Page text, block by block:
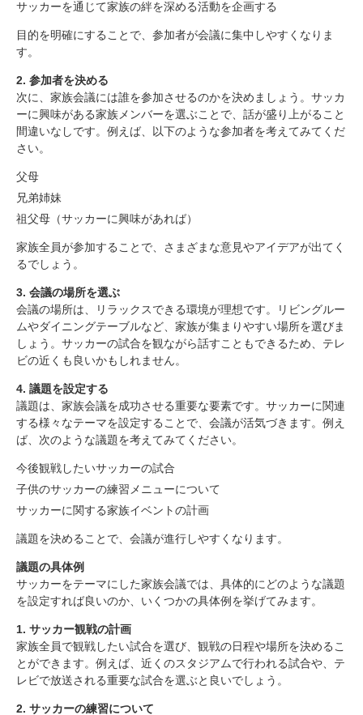
サッカーを通じて家族の絆を深める活動を企画する
目的を明確にすることで、参加者が会議に集中しやすくなりま
す。
2. 参加者を決める
次に、家族会議には誰を参加させるのかを決めましょう。サッカ
ーに興味がある家族メンバーを選ぶことで、話が盛り上がること
間違いなしです。例えば、以下のような参加者を考えてみてくだ
さい。
父母
兄弟姉妹
祖父母（サッカーに興味があれば）
家族全員が参加することで、さまざまな意見やアイデアが出てく
るでしょう。
3. 会議の場所を選ぶ
会議の場所は、リラックスできる環境が理想です。リビングルー
ムやダイニングテーブルなど、家族が集まりやすい場所を選びま
しょう。サッカーの試合を観ながら話すこともできるため、テレ
ビの近くも良いかもしれません。
4. 議題を設定する
議題は、家族会議を成功させる重要な要素です。サッカーに関連
する様々なテーマを設定することで、会議が活気づきます。例え
ば、次のような議題を考えてみてください。
今後観戦したいサッカーの試合
子供のサッカーの練習メニューについて
サッカーに関する家族イベントの計画
議題を決めることで、会議が進行しやすくなります。
議題の具体例
サッカーをテーマにした家族会議では、具体的にどのような議題
を設定すれば良いのか、いくつかの具体例を挙げてみます。
1. サッカー観戦の計画
家族全員で観戦したい試合を選び、観戦の日程や場所を決めるこ
とができます。例えば、近くのスタジアムで行われる試合や、テ
レビで放送される重要な試合を選ぶと良いでしょう。
2. サッカーの練習について
サッカーをテーマにした家族会議の重要性
家族会議の開き方
1. 目的を明確にする
2. 参加者を決める
3. 会議の場所を選ぶ
4. 議題を設定する
1. サッカー観戦の計画
2. サッカーの練習について
3. サッカーイベントの計画
4. サッカー選手についての意見交換